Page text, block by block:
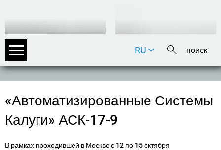
DE
IT
RU
«Автоматизированные Системы
Калуги» АСК-17-9
В рамках проходившей в Москве с 12 по 15 октября